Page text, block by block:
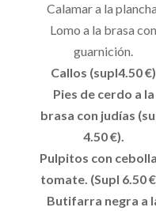
Calamar a la
Lomo a la brasa con
guarnición.
Callos (supl4.50 €)
Pies de cerdo a la
brasa con judías
4.50 €).
Pulpitos con
tomate. (Supl 6.50
Butifarra negra a